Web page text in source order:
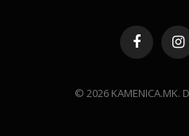
Facebook
© 2026 KAMENICA.MK.